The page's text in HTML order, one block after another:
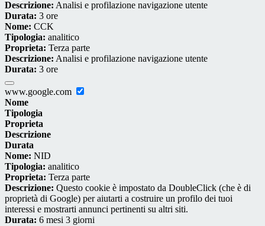
Descrizione: Analisi e profilazione navigazione utente
Durata: 3 ore
Nome: CCK
Tipologia: analitico
Proprieta: Terza parte
Descrizione: Analisi e profilazione navigazione utente
Durata: 3 ore
www.google.com
Nome
Tipologia
Proprieta
Descrizione
Durata
Nome: NID
Tipologia: analitico
Proprieta: Terza parte
Descrizione: Questo cookie è impostato da DoubleClick (che è di
proprietà di Google) per aiutarti a costruire un profilo dei tuoi
interessi e mostrarti annunci pertinenti su altri siti.
Durata: 6 mesi 3 giorni